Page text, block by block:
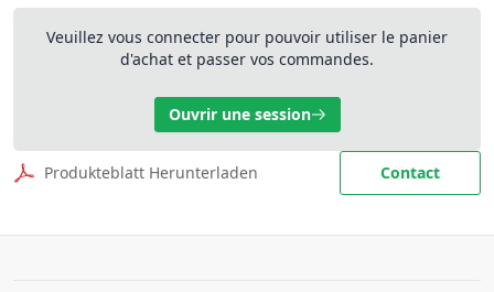
Veuillez vous connecter pour pouvoir utiliser le panier
d'achat et passer vos commandes.
Ouvrir une session
Produkteblatt Herunterladen Contact